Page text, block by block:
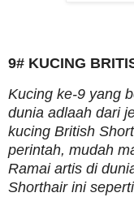
9# KUCING
Kucing ke-9 yang
dunia adlaah dari
kucing British
perintah, mudah
Ramai artis di
Shorthair ini